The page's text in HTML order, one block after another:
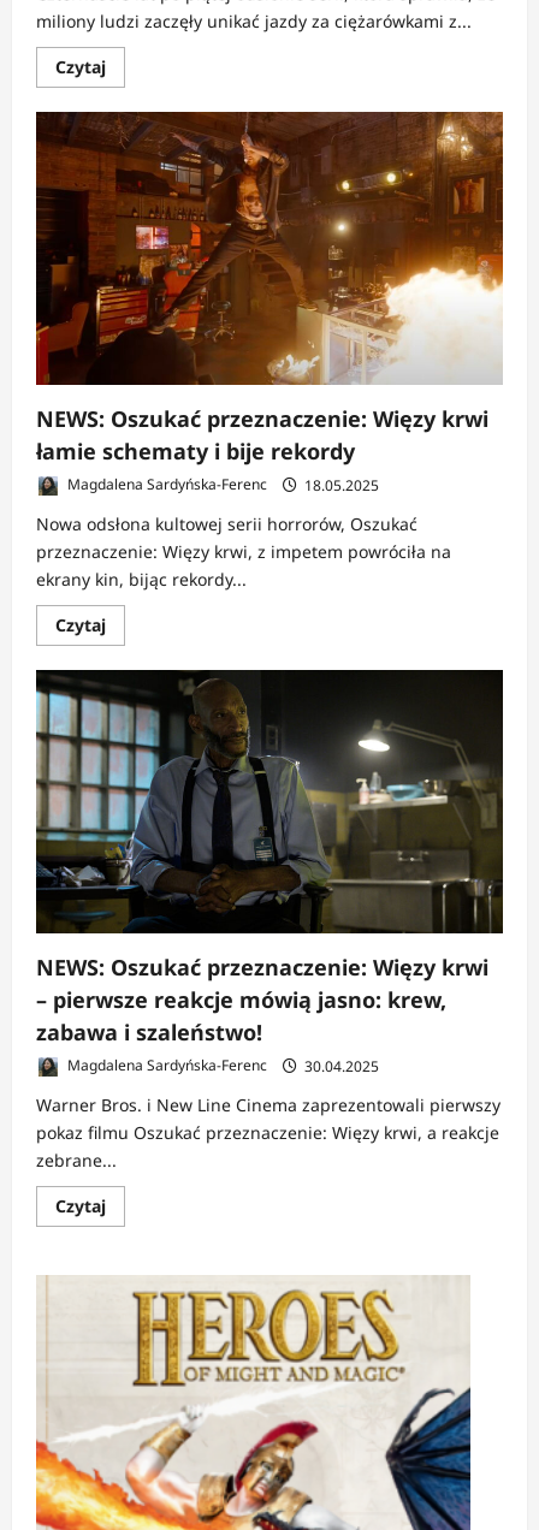
miliony ludzi zaczęły unikać jazdy za ciężarówkami z...
CzytajDowiedz
się
o
RECENZJA:
Oszukać
przeznaczenie:
Więzy
krwi
|
Śmierć
nie
zapomina,
a
seria
jeszcze
się
trzyma
NEWS: Oszukać przeznaczenie: Więzy krwi
łamie schematy i bije rekordy
Magdalena Sardyńska-Ferenc 18.05.2025
Nowa odsłona kultowej serii horrorów, Oszukać
przeznaczenie: Więzy krwi, z impetem powróciła na
ekrany kin, bijąc rekordy...
CzytajDowiedz
się
o
NEWS:
Oszukać
przeznaczenie:
Więzy
krwi
łamie
schematy
bije
rekordy
NEWS: Oszukać przeznaczenie: Więzy krwi
– pierwsze reakcje mówią jasno: krew,
zabawa i szaleństwo!
Magdalena Sardyńska-Ferenc 30.04.2025
Warner Bros. i New Line Cinema zaprezentowali pierwszy
pokaz filmu Oszukać przeznaczenie: Więzy krwi, a reakcje
zebrane...
CzytajDowiedz
się
NEWS:
Oszukać
przeznaczenie:
Więzy
pierwsze
reakcje
jasno:
krew,
zabawa
szaleństwo!